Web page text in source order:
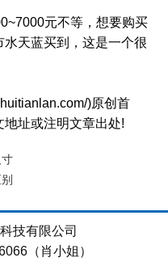
元不等，想要购买
天蓝买到，这是一个很
)原创首
址或注明文章出处!
技有限公司
（肖小姐）